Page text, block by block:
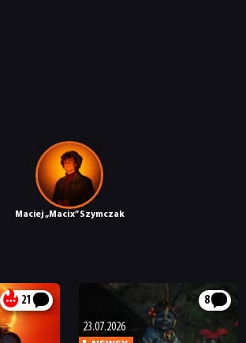
Maciej „Macix” Szymczak
21 8
23.07.2026